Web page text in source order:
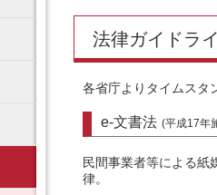
法律ガイドラ
各省庁よりタイムスタ
e-文書法 (平成17年
民間事業者等による紙
律。